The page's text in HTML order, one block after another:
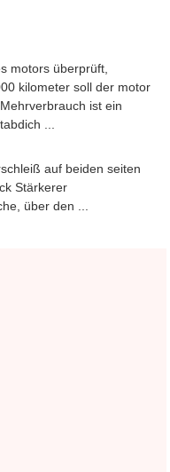
motors überprüft,
kilometer soll der motor
ist ein
...
auf beiden seiten
Stärkerer
über den ...